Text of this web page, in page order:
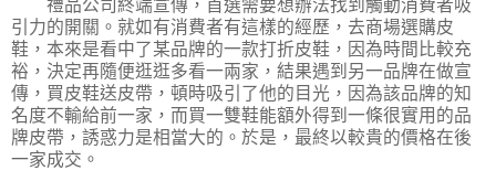
禮品公司終端宣傳，首選需要想辦法找到觸動消費者吸
引力的開關。就如有消費者有這樣的經歷，去商場選購皮
鞋，本來是看中了某品牌的一款打折皮鞋，因為時間比較充
裕，決定再隨便逛逛多看一兩家，結果遇到另一品牌在做宣
傳，買皮鞋送皮帶，頓時吸引了他的目光，因為該品牌的知
名度不輸給前一家，而買一雙鞋能額外得到一條很實用的品
牌皮帶，誘惑力是相當大的。於是，最終以較貴的價格在後
一家成交。